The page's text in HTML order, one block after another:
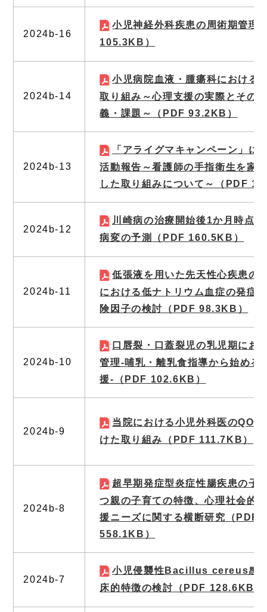
2024b-16
小児神経外科疾患の周術期管理
105.3KB）
2024b-14
小児病院血液・腫瘍科における
取り組み～心理支援の実際とその
義・課題～
（PDF 93.2KB）
2024b-13
「アライグマキャンペーン」に
活動報告～看護師の手指衛生を家
した取り組みについて～
（PDF
2024b-12
川崎病の治療開始後1か月時点
病変の予測
（PDF 160.5KB）
2024b-11
低張液を用いた先天性心疾患の
における低ナトリウム血症の発症
険因子の検討 （PDF 98.3KB）
2024b-10
口唇裂・口蓋裂児の乳児期にお
管理-哺乳・離乳食指導から始める
援- （PDF 102.6KB）
2024b-9
当院における小児外科医のQOL
けた取り組み
（PDF 111.7KB）
2024b-8
超早期発症型炎症性腸疾患の子
つ親の子育ての特徴、心理社会的
援ニーズに関する横断研究 （PDF
558.1KB）
2024b-7
小児侵襲性Bacillus cereus感
床的特徴の検討 （PDF 128.6KB）